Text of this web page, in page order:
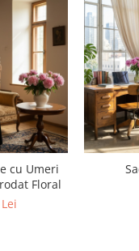
cu Umeri
Floral